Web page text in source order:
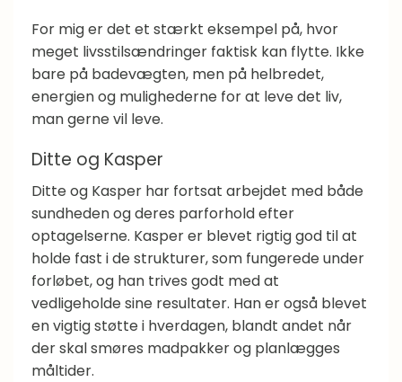
For mig er det et stærkt eksempel på, hvor
meget livsstilsændringer faktisk kan flytte. Ikke
bare på badevægten, men på helbredet,
energien og mulighederne for at leve det liv,
man gerne vil leve.
Ditte og Kasper
Ditte og Kasper har fortsat arbejdet med både
sundheden og deres parforhold efter
optagelserne. Kasper er blevet rigtig god til at
holde fast i de strukturer, som fungerede under
forløbet, og han trives godt med at
vedligeholde sine resultater. Han er også blevet
en vigtig støtte i hverdagen, blandt andet når
der skal smøres madpakker og planlægges
måltider.